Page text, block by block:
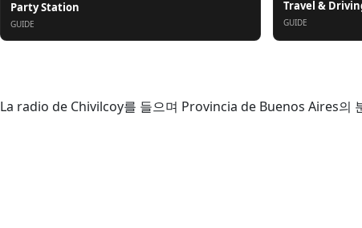
Party Station
GUIDE
Travel &
GUIDE
La radio de Chivilcoy를 들으며 Provincia de Buenos Aires의